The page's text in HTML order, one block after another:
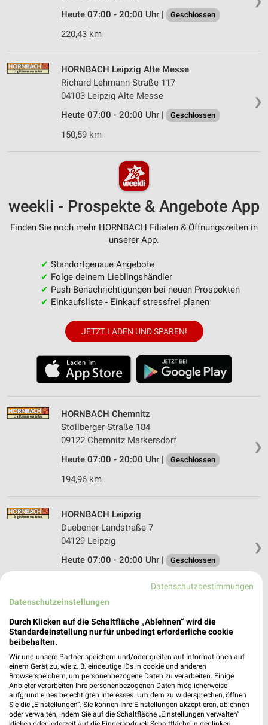
Heute 07:00 - 20:00 Uhr |
Geschlossen
220,43 km
❯
HORNBACH Leipzig Alte Messe
Richard-Lehmann-Straße 117
04103 Leipzig Alte Messe
Heute 07:00 - 20:00 Uhr |
Geschlossen
150,59 km
weekli - Prospekte & Angebote App
Finden Sie noch mehr HORNBACH Filialen & Öffnungszeiten in
unserer App.
✔ Standortgenaue Angebote
✔ Folge deinem Lieblingshändler
✔ Push-Benachrichtigungen bei neuen Prospekten
✔ Einkaufsliste - Einkauf stressfrei planen
JETZT LADEN UND SPAREN!
❯
HORNBACH Chemnitz
Stollberger Straße 184
09122 Chemnitz Markersdorf
Heute 07:00 - 20:00 Uhr |
Geschlossen
194,96 km
❯
HORNBACH Leipzig
Duebener Landstraße 7
04129 Leipzig
Heute 07:00 - 20:00 Uhr |
Geschlossen
Datenschutzbestimmungen
Datenschutzeinstellungen
Durch Klicken auf die Schaltfläche „Ablehnen“ wird die
Standardeinstellung nur für unbedingt erforderliche cookie
beibehalten.
Wir und unsere Partner speichern und/oder greifen auf Informationen auf
einem Gerät zu, wie z. B. eindeutige IDs in cookie und anderen
Browserspeichern, um personenbezogene Daten zu verarbeiten. Einige
Anbieter verarbeiten Ihre personenbezogenen Daten möglicherweise
aufgrund eines berechtigten Interesses. Um dem zu widersprechen, öffnen
Sie die „Einstellungen“. Sie können Ihre Einstellungen akzeptieren, ablehnen
oder verwalten, indem Sie auf die Schaltfläche „Einstellungen verwalten“